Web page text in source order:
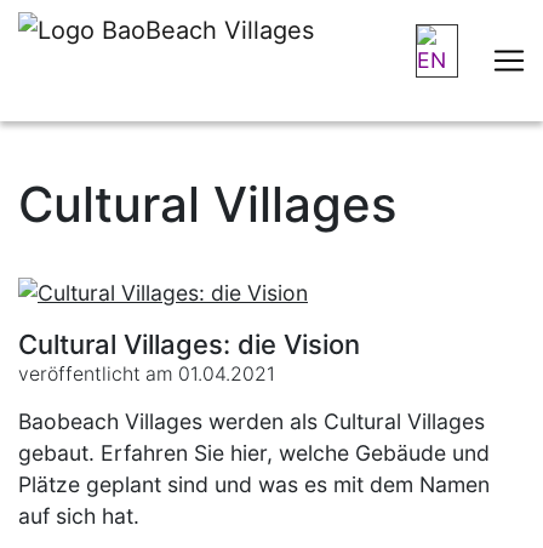
Cultural Villages
Cultural Villages: die Vision
veröffentlicht am 01.04.2021
Baobeach Villages werden als Cultural Villages
gebaut. Erfahren Sie hier, welche Gebäude und
Plätze geplant sind und was es mit dem Namen
auf sich hat.